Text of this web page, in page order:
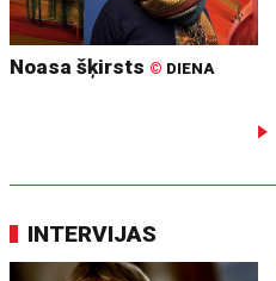
Noasa šķirsts © DIENA
INTERVIJAS